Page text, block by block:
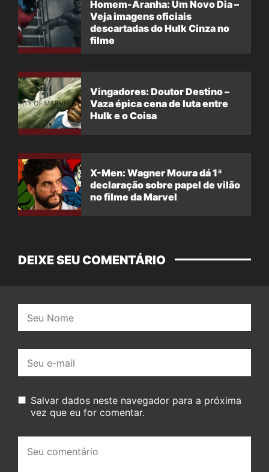
Homem-Aranha: Um Novo Dia –
Veja imagens oficiais
descartadas do Hulk Cinza no
filme
Vingadores: Doutor Destino –
Vaza épica cena de luta entre
Hulk e o Coisa
X-Men: Wagner Moura dá 1ª
declaração sobre papel de vilão
no filme da Marvel
DEIXE SEU COMENTÁRIO
mail:
Salvar dados neste navegador para a próxima
vez que eu for comentar.
comentário: